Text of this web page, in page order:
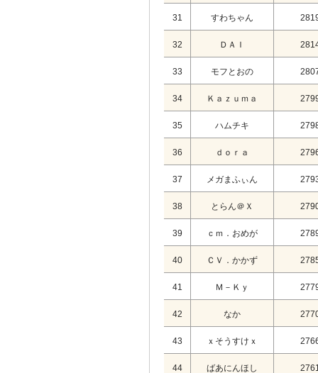
31 すわちゃん
32 ＤＡＩ
33 モフとおの
34 Ｋａｚｕｍａ
35 ハムチキ
36 ｄｏｒａ
37 メガまふぃん
38 とらん＠Ｘ
39 ｃｍ．おめが
40 ＣＶ．かかず
41 Ｍ－Ｋｙ
42 なか
43 ｘそうすけｘ
44 ばあにんほし